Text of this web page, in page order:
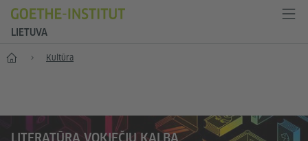
LIETUVA
Pradžia Kultūra
LITERATŪRA VOKIEČIŲ KALBA